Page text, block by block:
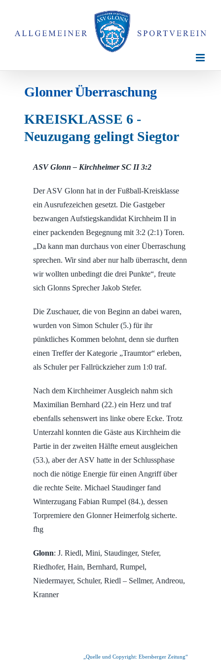
springen
Glonner Überraschung
KREISKLASSE 6 -
Neuzugang gelingt Siegtor
ASV Glonn – Kirchheimer SC II 3:2
Der ASV Glonn hat in der Fußball-Kreisklasse
ein Ausrufezeichen gesetzt. Die Gastgeber
bezwangen Aufstiegskandidat Kirchheim II in
einer packenden Begegnung mit 3:2 (2:1) Toren.
„Da kann man durchaus von einer Überraschung
sprechen. Wir sind aber nur halb überrascht, denn
wir wollten unbedingt die drei Punkte“, freute
sich Glonns Sprecher Jakob Stefer.
Die Zuschauer, die von Beginn an dabei waren,
wurden von Simon Schuler (5.) für ihr
pünktliches Kommen belohnt, denn sie durften
einen Treffer der Kategorie „Traumtor“ erleben,
als Schuler per Fallrückzieher zum 1:0 traf.
Nach dem Kirchheimer Ausgleich nahm sich
Maximilian Bernhard (22.) ein Herz und traf
ebenfalls sehenswert ins linke obere Ecke. Trotz
Unterzahl konnten die Gäste aus Kirchheim die
Partie in der zweiten Hälfte erneut ausgleichen
(53.), aber der ASV hatte in der Schlussphase
noch die nötige Energie für einen Angriff über
die rechte Seite. Michael Staudinger fand
Winterzugang Fabian Rumpel (84.), dessen
Torpremiere den Glonner Heimerfolg sicherte.
fhg
Glonn: J. Riedl, Mini, Staudinger, Stefer,
Riedhofer, Hain, Bernhard, Rumpel,
Niedermayer, Schuler, Riedl – Sellmer, Andreou,
Kranner
„Quelle und Copyright: Ebersberger Zeitung“